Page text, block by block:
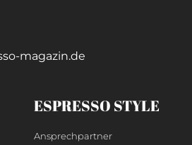
magazin.de
ESPRESSO STYLE
Ansprechpartner